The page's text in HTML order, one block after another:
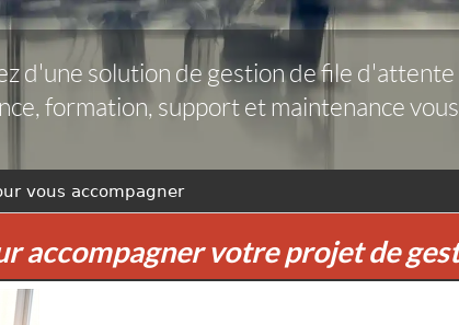
d'une solution de gestion de file
formation, support et maintenance
vous accompagner
accompagner votre projet de